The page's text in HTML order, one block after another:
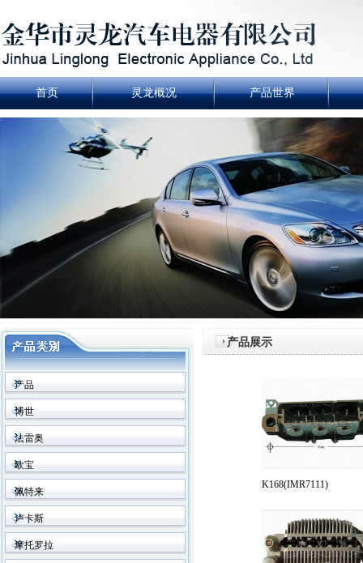
首页 灵龙概况 产品世界
产品
博世
法雷奥
欧宝
佩特来
卢卡斯
摩托罗拉
产品展示
K168(IMR7111)